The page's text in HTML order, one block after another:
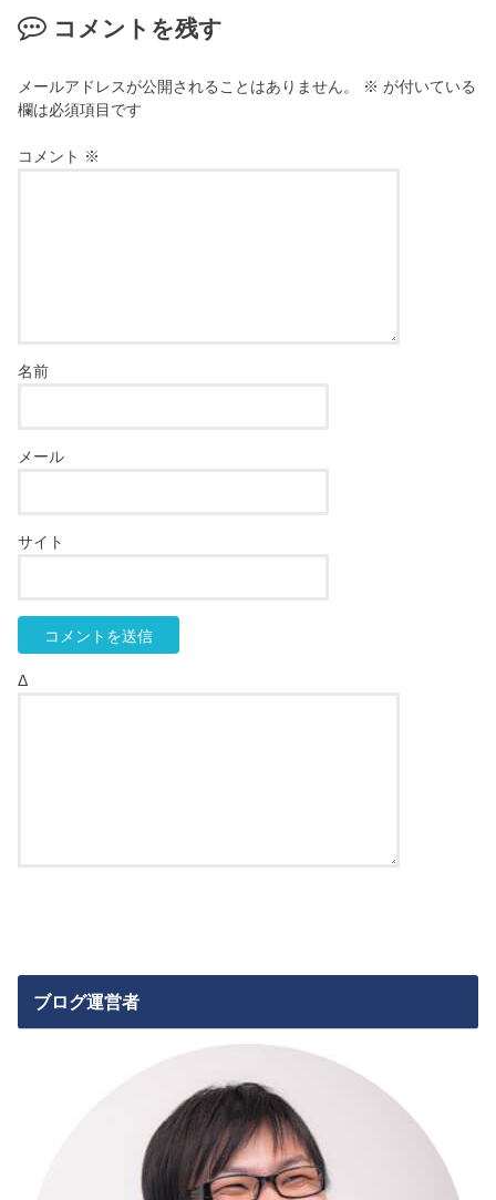
コメントを残す
メールアドレスが公開されることはありません。 ※ が付いている
欄は必須項目です
コメント ※
名前
メール
サイト
Δ
ブログ運営者